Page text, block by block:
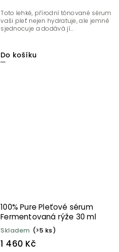
Do košíku
Toto lehké, přírodní tónované sérum
vaši pleť nejen hydratuje, ale jemně
sjednocuje a dodává jí...
100% Pure Pleťové sérum
Fermentovaná rýže 30 ml
Skladem (>5 ks)
1 460 Kč